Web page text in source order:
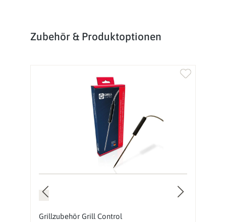
Produktgalerie überspringen
Zubehör & Produktoptionen
Grillzubehör Grill Control